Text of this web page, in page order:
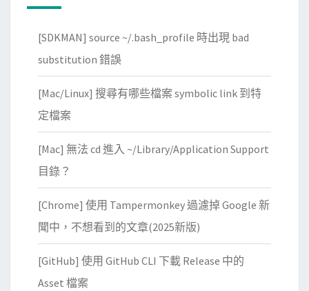
[SDKMAN] source ~/.bash_profile 時出現 bad
substitution 錯誤
[Mac/Linux] 搜尋有哪些檔案 symbolic link 到特
定檔案
[Mac] 無法 cd 進入 ~/Library/Application Support
目錄？
[Chrome] 使用 Tampermonkey 過濾掉 Google 新
聞中，不想看到的文章(2025新版)
[GitHub] 使用 GitHub CLI 下載 Release 中的
Asset 檔案